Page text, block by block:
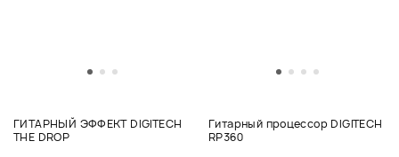
ГИТАРНЫЙ ЭФФЕКТ DIGITECH
THE DROP
Гитарный процессор DIGITECH
RP360